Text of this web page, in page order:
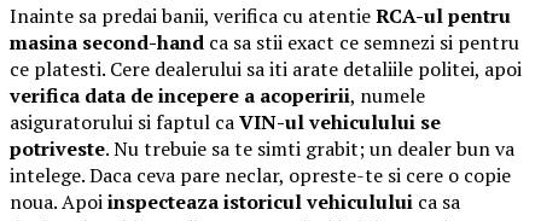
Inainte sa predai banii, verifica cu atentieRCA-ul pentru
masina second-hand ca sa stii exact ce semnezi si pentru
ce platesti. Cere dealerului sa iti arate detaliile politei, apoi
verifica data de incepere a acoperirii, numele
asiguratorului si faptul caVIN-ul vehiculului se
potriveste. Nu trebuie sa te simti grabit; un dealer bun va
intelege. Daca ceva pare neclar, opreste-te si cere o copie
noua. Apoiinspecteaza istoricul vehiculului ca sa